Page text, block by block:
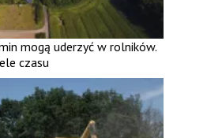
mogą uderzyć w rolników.
czasu